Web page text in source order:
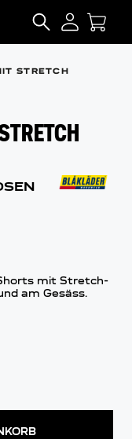
SEARCH
STRETCH
mit Stretch-
am Gesäss.